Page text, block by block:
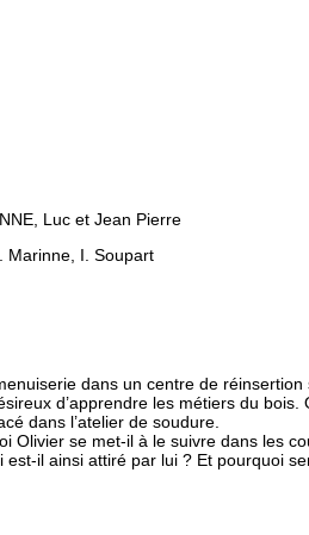
Luc et Jean Pierre
Marinne, I. Soupart
dans un centre de
d’apprendre les métiers du
dans l’atelier de soudure.
Olivier se met-il à le suivre dans les
est-il ainsi attiré par lui ? Et pourquoi